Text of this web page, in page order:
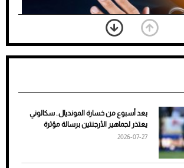
السيارة عند الوقوف.. أشهر
بعد أسبوع من خسارة المونديال.. سكالوني
يعتذر لجماهير الأرجنتين برسالة مؤثرة
2026-07-27